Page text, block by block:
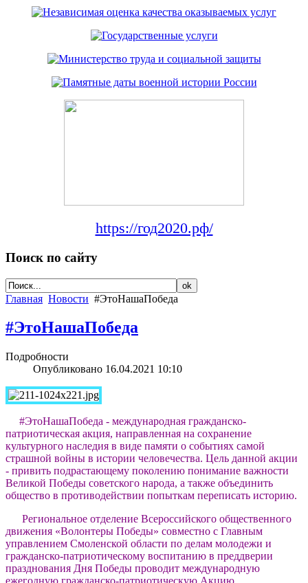
https://год2020.рф/
Поиск по сайту
Главная Новости #ЭтоНашаПобеда
#ЭтоНашаПобеда
Подробности
Опубликовано 16.04.2021 10:10
#ЭтоНашаПобеда - международная гражданско-
патриотическая акция, направленная на сохранение
культурного наследия в виде памяти о событиях самой
страшной войны в истории человечества. Цель данной акции
- привить подрастающему поколению понимание важности
Великой Победы советского народа, а также объединить
общество в противодействии попыткам переписать историю.
Региональное отделение Всероссийского общественного
движения «Волонтеры Победы» совместно с Главным
управлением Смоленской области по делам молодежи и
гражданско-патриотическому воспитанию в преддверии
празднования Дня Победы проводит международную